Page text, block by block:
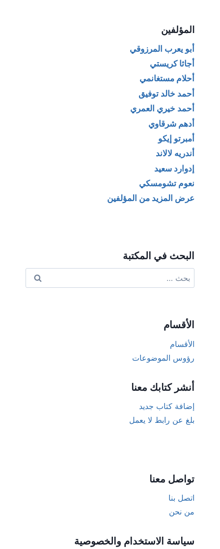
المؤلفين
أبو يعرب المرزوقي
أجاثا كريستي
أحلام مستغانمي
أحمد خالد توفيق
أحمد خيري العمري
أدهم شرقاوي
أمبرتو إيكو
أندريه لالاند
إدوارد سعيد
نعوم تشومسكي
عرض المزيد من المؤلفين
البحث في المكتبة
عن:
الأقسام
الأقسام
رؤوس الموضوعات
أنشر كتابك معنا
إضافة كتاب جديد
بلغ عن رابط لا يعمل
تواصل معنا
اتصل بنا
من نحن
سياسة الاستخدام والخصوصية